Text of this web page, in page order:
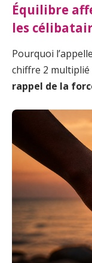
Équilibre
les
Pourquoi
chiffre 2 multiplié
rappel de la